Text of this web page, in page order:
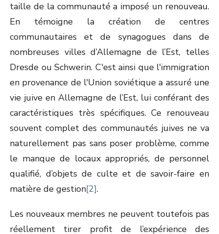
taille de la communauté a imposé un renouveau.
En témoigne la création de centres
communautaires et de synagogues dans de
nombreuses villes d’Allemagne de l’Est, telles
Dresde ou Schwerin. C'est ainsi que l'immigration
en provenance de l'Union soviétique a assuré une
vie juive en Allemagne de l’Est, lui conférant des
caractéristiques très spécifiques. Ce renouveau
souvent complet des communautés juives ne va
naturellement pas sans poser problème, comme
le manque de locaux appropriés, de personnel
qualifié, d’objets de culte et de savoir-faire en
matière de gestion[2].
Les nouveaux membres ne peuvent toutefois pas
réellement tirer profit de l’expérience des